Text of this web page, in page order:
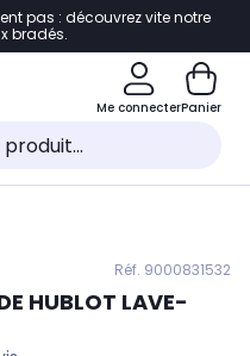
page
pas : découvrez vite notre
bradés.
Me connecterPanier
Réf. 9000831532
HUBLOT LAVE-